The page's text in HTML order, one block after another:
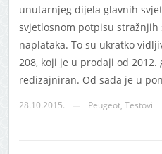
unutarnjeg dijela glavnih
svjetlosnom potpisu stražnjih
naplataka. To su ukratko
208, koji je u prodaji od 2012.
redizajniran. Od sada je u
28.10.2015. Peugeot, Testovi